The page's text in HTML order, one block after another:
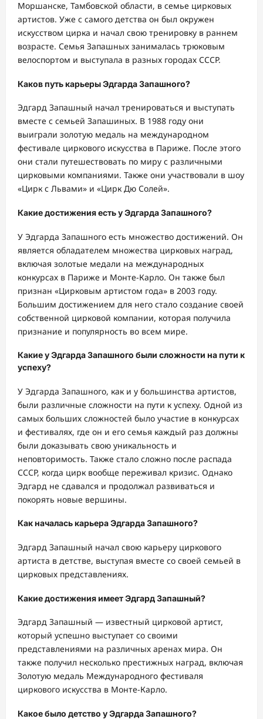
Моршанске, Тамбовской области, в семье цирковых
артистов. Уже с самого детства он был окружен
искусством цирка и начал свою тренировку в раннем
возрасте. Семья Запашных занималась трюковым
велоспортом и выступала в разных городах СССР.
Каков путь карьеры Эдгарда Запашного?
Эдгард Запашный начал тренироваться и выступать
вместе с семьей Запашиных. В 1988 году они
выиграли золотую медаль на международном
фестивале циркового искусства в Париже. После этого
они стали путешествовать по миру с различными
цирковыми компаниями. Также они участвовали в шоу
«Цирк с Львами» и «Цирк Дю Солей».
Какие достижения есть у Эдгарда Запашного?
У Эдгарда Запашного есть множество достижений. Он
является обладателем множества цирковых наград,
включая золотые медали на международных
конкурсах в Париже и Монте-Карло. Он также был
признан «Цирковым артистом года» в 2003 году.
Большим достижением для него стало создание своей
собственной цирковой компании, которая получила
признание и популярность во всем мире.
Какие у Эдгарда Запашного были сложности на пути к
успеху?
У Эдгарда Запашного, как и у большинства артистов,
были различные сложности на пути к успеху. Одной из
самых больших сложностей было участие в конкурсах
и фестивалях, где он и его семья каждый раз должны
были доказывать свою уникальность и
неповторимость. Также стало сложно после распада
СССР, когда цирк вообще переживал кризис. Однако
Эдгард не сдавался и продолжал развиваться и
покорять новые вершины.
Как началась карьера Эдгарда Запашного?
Эдгард Запашный начал свою карьеру циркового
артиста в детстве, выступая вместе со своей семьей в
цирковых представлениях.
Какие достижения имеет Эдгард Запашный?
Эдгард Запашный — известный цирковой артист,
который успешно выступает со своими
представлениями на различных аренах мира. Он
также получил несколько престижных наград, включая
Золотую медаль Международного фестиваля
циркового искусства в Монте-Карло.
Какое было детство у Эдгарда Запашного?